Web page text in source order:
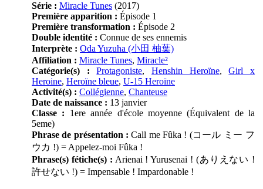
Série : Miracle Tunes (2017)
Première apparition : Épisode 1
Première transformation : Épisode 2
Double identité : Connue de ses ennemis
Interprète : Oda Yuzuha (小田 柚葉)
Affiliation : Miracle Tunes, Miracle²
Catégorie(s) :
Protagoniste,Henshin Heroïne,Girl x
Heroine, Heroïne bleue, U-15 Heroïne
Activité(s) : Collégienne, Chanteuse
Date de naissance : 13 janvier
Classe : 1ere année d'école moyenne (Équivalent de la
5eme)
Phrase de présentation : Call me Fûka ! (コール ミー フ
ウカ !) = Appelez-moi Fûka !
Phrase(s) fétiche(s) : Arienai ! Yurusenai ! (ありえない !
許せない !) = Impensable ! Impardonable !